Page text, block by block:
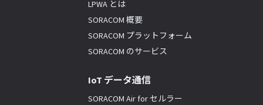
LPWA とは
SORACOM 概要
SORACOM プラットフォーム
SORACOM のサービス
IoT データ通信
SORACOM Air for セルラー